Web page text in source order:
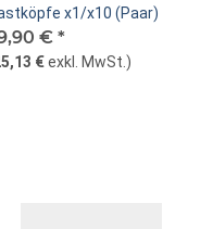
x1/x10 (Paar)
€ *
€exkl. MwSt. )